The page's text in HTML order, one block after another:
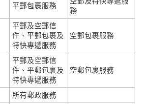
平郵包裹服務
務
平郵及空郵信
件、平郵包裹及
特快專遞服務
空郵包裹服務
平郵及空郵信
件、平郵包裹及
特快專遞服務
空郵包裹服務
所有郵政服務